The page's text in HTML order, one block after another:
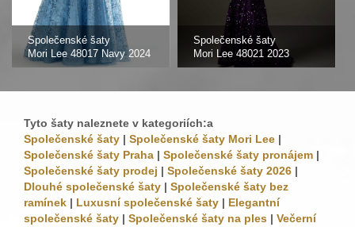
Společenské šaty
Mori Lee 48017 Navy 2024
Společenské šaty
Mori Lee 48021 2023
Tyto šaty naleznete v kategoriích:a
Společenské šaty | Společenské šaty Mori Lee |
Společenské šaty Praha | Společenské šaty pronájem |
Společenské šaty prodej | Společenské šaty 2026 |
Dlouhé společenské šaty | Společenské šaty bez
ramínek | Luxusní společenské šaty | Elegantní
společenské šaty | Společenské šaty na ples | Večerní